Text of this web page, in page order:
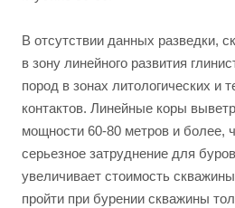
В отсутствии данных разведки,
в зону линейного развития
пород в зонах литологических и
контактов. Линейные коры
мощности 60-80 метров и более,
серьезное затруднение для
увеличивает стоимость
пройти при бурении скважины